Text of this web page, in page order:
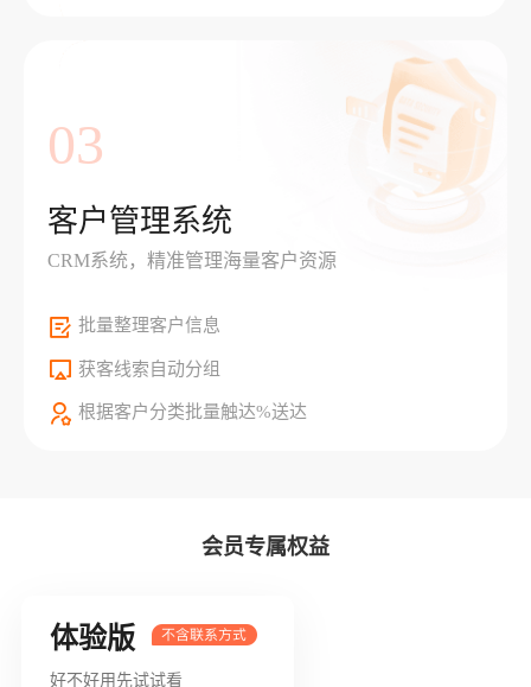
03
客户管理系统
CRM系统，精准管理海量客户资源
批量整理客户信息
获客线索自动分组
根据客户分类批量触达%送达
会员专属权益
体验版
好不好用先试试看